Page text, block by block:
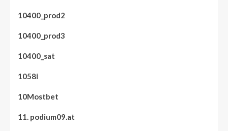
10400_prod2
10400_prod3
10400_sat
1058i
10Mostbet
11. podium09.at